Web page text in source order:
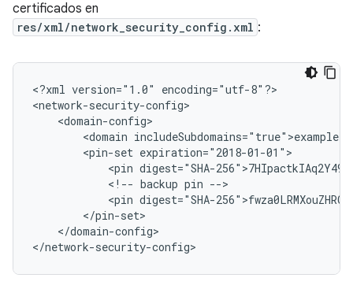
certificados en
res/xml/network_security_config.xml :
<?xml version="1.0"
encoding="utf-8"?>
<domain
<pin-set
<pin
<!-- backup pin
<pin
</domain-config>
</network-security-config>